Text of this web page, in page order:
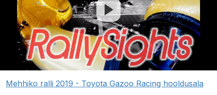
Mehhiko ralli 2019 - Toyota Gazoo Racing hooldusala